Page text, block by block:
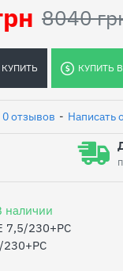
наличии
7,5/230+PC
0 отзывов - Написать
8040
КУПИТЬ КУПИТЬ